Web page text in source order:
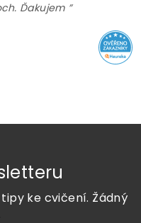
Ďakujem ”
ke cvičení. Žádný